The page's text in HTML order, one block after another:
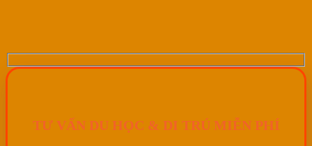
TƯ VẤN DU HỌC & DI TRÚ MIỄN PHÍ